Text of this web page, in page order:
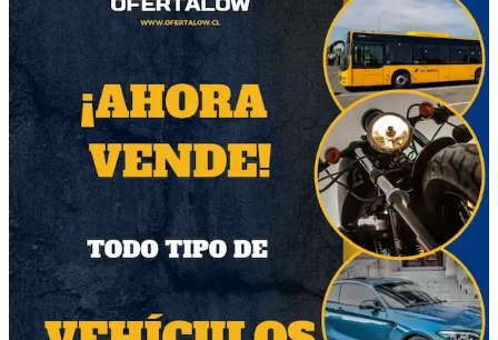
Calificación del vendedor
Vidal
Sin ventas
Descripción del producto
616 piezas para armar la figura
Un QR con las planillas capa por capa